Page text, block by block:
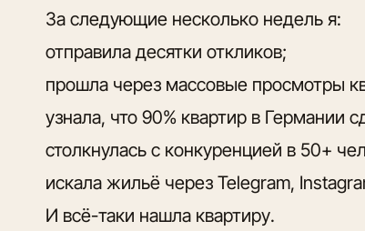
За следующие несколько недель я:
отправила десятки откликов;
прошла через массовые просмотры
узнала, что 90% квартир в Германии
столкнулась с конкуренцией в 50+
искала жильё через Telegram,
И всё-таки нашла квартиру.